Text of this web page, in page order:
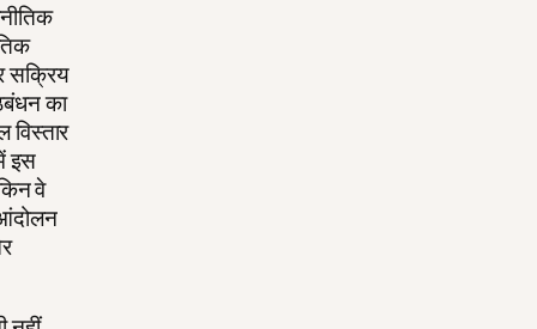
सक्रिय
का
विस्तार
इस
वे